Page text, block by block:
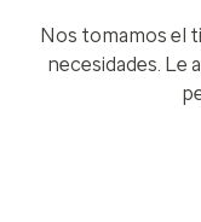
Nos tomamos el
necesidades. Le